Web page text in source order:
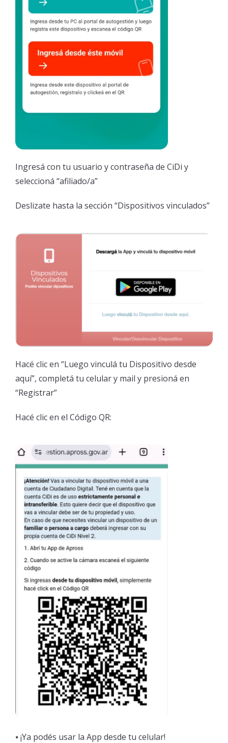
Ingresá con tu usuario y contraseña de CiDi y
seleccioná “afiliado/a”
Deslizate hasta la sección “Dispositivos vinculados”
Hacé clic en “Luego vinculá tu Dispositivo desde
aquí”, completá tu celular y mail y presioná en
“Registrar”
Hacé clic en el Código QR:
⦁ ¡Ya podés usar la App desde tu celular!